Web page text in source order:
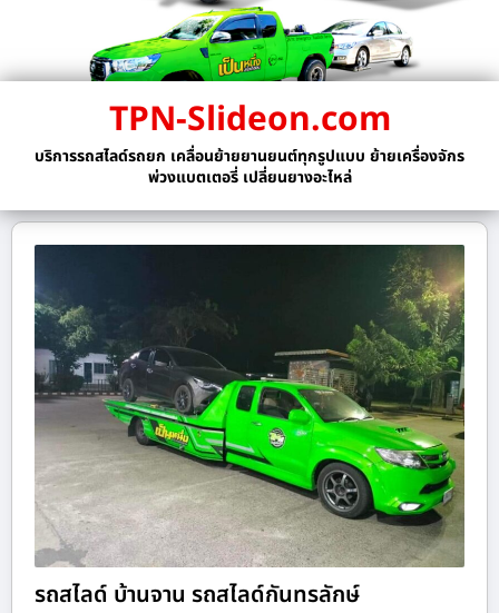
TPN-Slideon.com
บริการรถสไลด์รถยก เคลื่อนย้ายยานยนต์ทุกรูปแบบ ย้ายเครื่องจักร
พ่วงแบตเตอรี่ เปลี่ยนยางอะไหล่
รถสไลด์ บ้านจาน รถสไลด์กันทรลักษ์